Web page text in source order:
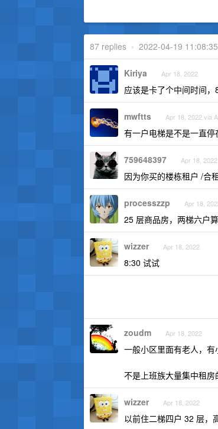
87 replies • 2022-04-19
Kiriya Apr 18, 2022
应该是卡了个中间时间
mwftts Apr 18, 2022 via
有一户电梯是不是一直
759648397 Apr 18, 2022
因为你买的楼栋租户 /合
processzzp Apr 18,
25 层商品房，两梯六户
wizzer Apr 18, 2022
8:30 试试
zoudm Apr 18, 2022
一般小区里面有老人，有
不是上班族大量集中租房
wizzer Apr 18, 2022
以前住二梯四户 32 层，